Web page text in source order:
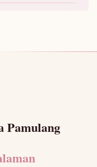
Pamulang